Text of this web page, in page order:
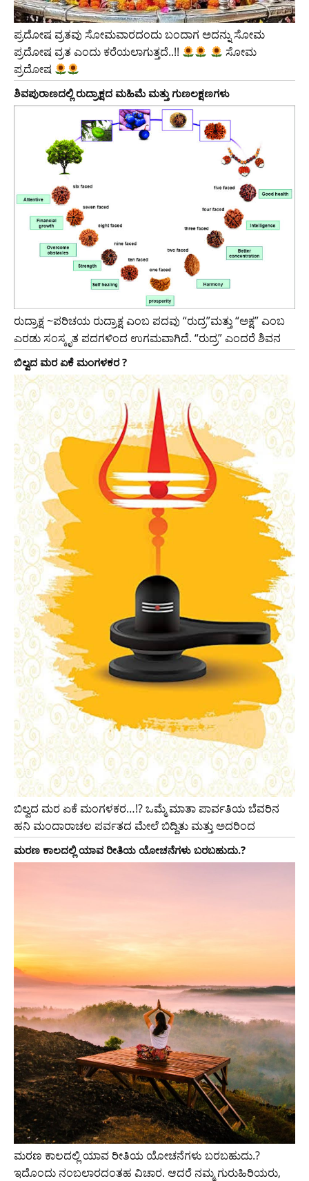
ಪ್ರದೋಷ ವ್ರತವು ಸೋಮವಾರದಂದು ಬಂದಾಗ ಅದನ್ನು ಸೋಮ
ಪ್ರದೋಷ ವ್ರತ ಎಂದು ಕರೆಯಲಾಗುತ್ತದೆ..!!
ಸೋಮ
ಪ್ರದೋಷ
ಶಿವಪುರಾಣದಲ್ಲಿ ರುದ್ರಾಕ್ಷದ ಮಹಿಮೆ ಮತ್ತು ಗುಣಲಕ್ಷಣಗಳು
ರುದ್ರಾಕ್ಷ ~ಪರಿಚಯ ರುದ್ರಾಕ್ಷ ಎಂಬ ಪದವು “ರುದ್ರ”ಮತ್ತು “ಅಕ್ಷ” ಎಂಬ
ಎರಡು ಸಂಸ್ಕೃತ ಪದಗಳಿಂದ ಉಗಮವಾಗಿದೆ. “ರುದ್ರ” ಎಂದರೆ ಶಿವನ
ಬಿಲ್ವದ ಮರ ಏಕೆ ಮಂಗಳಕರ ?
ಬಿಲ್ವದ ಮರ ಏಕೆ ಮಂಗಳಕರ…!? ಒಮ್ಮೆ ಮಾತಾ ಪಾರ್ವತಿಯ ಬೆವರಿನ
ಹನಿ ಮಂದಾರಾಚಲ ಪರ್ವತದ ಮೇಲೆ ಬಿದ್ದಿತು ಮತ್ತು ಅದರಿಂದ
ಮರಣ ಕಾಲದಲ್ಲಿ ಯಾವ ರೀತಿಯ ಯೋಚನೆಗಳು ಬರಬಹುದು.?
ಮರಣ ಕಾಲದಲ್ಲಿ ಯಾವ ರೀತಿಯ ಯೋಚನೆಗಳು ಬರಬಹುದು.?
ಇದೊಂದು ನಂಬಲಾರದಂತಹ ವಿಚಾರ. ಆದರೆ ನಮ್ಮ ಗುರುಹಿರಿಯರು,